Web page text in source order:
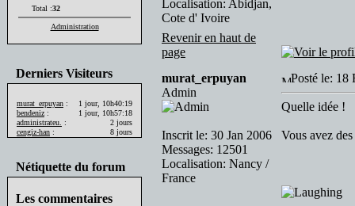
Total :32
Administration
Derniers Visiteurs
murat_erpuyan :
1 jour, 10h40:19
bendeniz :
1 jour, 10h57:18
administrateu.
:
2 jours
cengiz-han : 8 jours
Nétiquette du forum
Les commentaires
Localisation: Abidjan,
Cote d' Ivoire
Revenir en haut de
page
murat_erpuyan
Admin
Inscrit le: 30 Jan 2006
Messages: 12501
Localisation: Nancy /
France
Posté le: 18
Quelle idée !
Vous avez